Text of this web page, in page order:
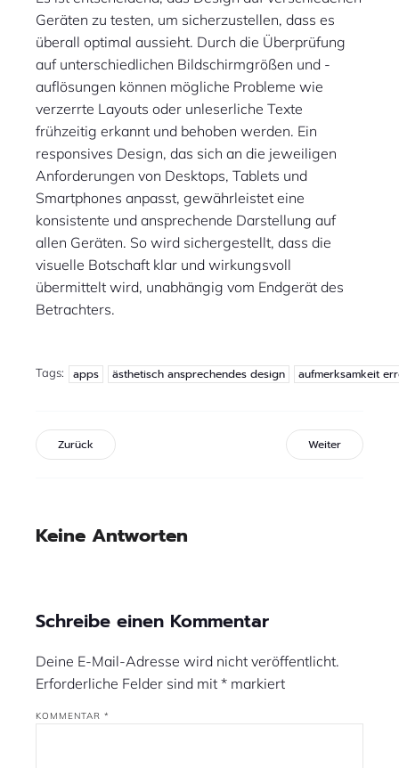
Geräten zu testen, um sicherzustellen, dass es
überall optimal aussieht. Durch die Überprüfung
auf unterschiedlichen Bildschirmgrößen und -
auflösungen können mögliche Probleme wie
verzerrte Layouts oder unleserliche Texte
frühzeitig erkannt und behoben werden. Ein
responsives Design, das sich an die jeweiligen
Anforderungen von Desktops, Tablets und
Smartphones anpasst, gewährleistet eine
konsistente und ansprechende Darstellung auf
allen Geräten. So wird sichergestellt, dass die
visuelle Botschaft klar und wirkungsvoll
übermittelt wird, unabhängig vom Endgerät des
Betrachters.
Tags: apps ästhetisch ansprechendes design aufmerksamkeit
Zurück Weiter
Keine Antworten
Schreibe einen Kommentar
Deine E-Mail-Adresse wird nicht veröffentlicht.
Erforderliche Felder sind mit * markiert
KOMMENTAR *